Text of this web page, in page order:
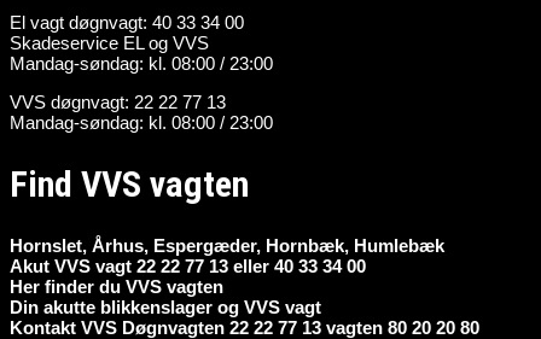
El vagt døgnvagt: 40 33 34 00
Skadeservice EL og VVS
Mandag-søndag: kl. 08:00 / 23:00
VVS døgnvagt: 22 22 77 13
Mandag-søndag: kl. 08:00 / 23:00
Find VVS vagten
Hornslet, Århus, Espergæder, Hornbæk, Humlebæk
Akut VVS vagt 22 22 77 13 eller 40 33 34 00
Her finder du VVS vagten
Din akutte blikkenslager og VVS vagt
Kontakt VVS Døgnvagten 22 22 77 13 vagten 80 20 20 80